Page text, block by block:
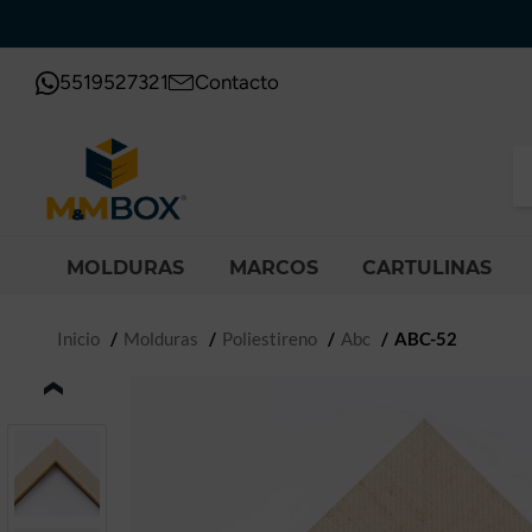
5519527321 Contacto
MOLDURAS MARCOS CARTULINAS
Inicio Molduras Poliestireno Abc ABC-52
‹